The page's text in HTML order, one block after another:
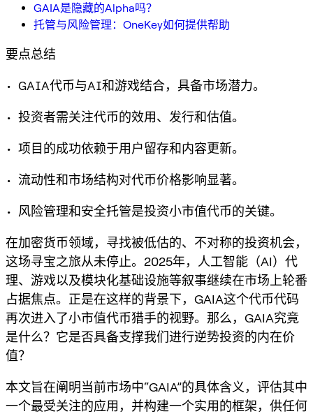
GAIA是隐藏的Alpha吗？
托管与风险管理：OneKey如何提供帮助
要点总结
• GAIA代币与AI和游戏结合，具备市场潜力。
• 投资者需关注代币的效用、发行和估值。
• 项目的成功依赖于用户留存和内容更新。
• 流动性和市场结构对代币价格影响显著。
• 风险管理和安全托管是投资小市值代币的关键。
在加密货币领域，寻找被低估的、不对称的投资机会，
这场寻宝之旅从未停止。2025年，人工智能（AI）代
理、游戏以及模块化基础设施等叙事继续在市场上轮番
占据焦点。正是在这样的背景下，GAIA这个代币代码
再次进入了小市值代币猎手的视野。那么，GAIA究竟
是什么？它是否具备支撑我们进行逆势投资的内在价
值？
本文旨在阐明当前市场中“GAIA”的具体含义，评估其中
一个最受关注的应用，并构建一个实用的框架，供任何